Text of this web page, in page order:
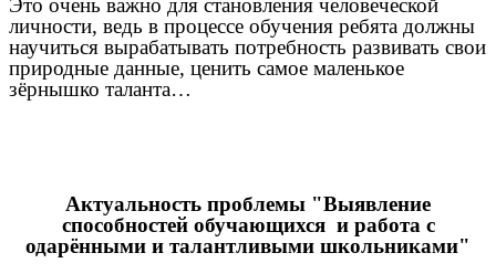
Это очень важно для становления человеческой
личности, ведь в процессе обучения ребята должны
научиться вырабатывать потребность развивать свои
природные данные, ценить самое маленькое
зёрнышко таланта…
Актуальность проблемы "Выявление
способностей обучающихся и работа с
одарёнными и талантливыми школьниками"